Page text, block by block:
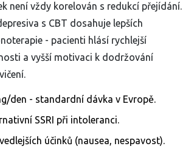
není vždy korelován s redukcí přejídání.
s CBT dosahuje lepších
- pacienti hlásí rychlejší
a vyšší motivaci k dodržování
den - standardní dávka v Evropě.
SSRI při intoleranci.
účinků (nausea, nespavost).